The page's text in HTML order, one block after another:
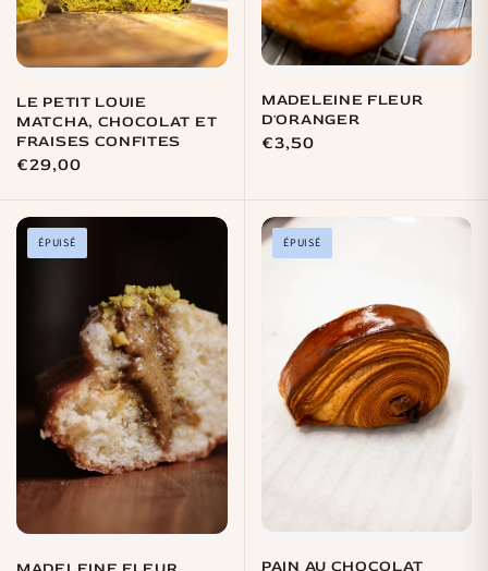
LE PETIT LOUIE
MATCHA, CHOCOLAT ET
FRAISES CONFITES
Prix
€29,00
MADELEINE FLEUR
D'ORANGER
Prix
€3,50
ÉPUISÉ ÉPUISÉ
PAIN AU CHOCOLAT